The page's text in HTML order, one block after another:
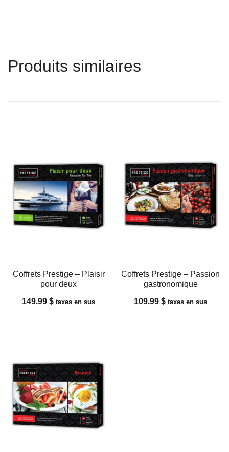
Produits similaires
Coffrets Prestige – Plaisir
pour deux
149.99 $ taxes en sus
Coffrets Prestige – Passion
gastronomique
109.99 $ taxes en sus